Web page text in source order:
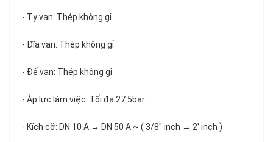
- Ty van: Thép không gỉ
- Đĩa van: Thép không gỉ
- Đế van: Thép không gỉ
- Áp lực làm việc: Tối đa 27.5bar
- Kích cỡ: DN 10 A → DN 50 A ~ ( 3/8" inch → 2' inch )